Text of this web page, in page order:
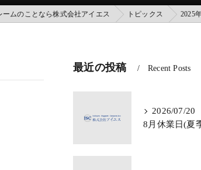
実績
ームのことなら株式会社アイエス トピックス 2025
最近の投稿 Recent Posts
2026/07/20